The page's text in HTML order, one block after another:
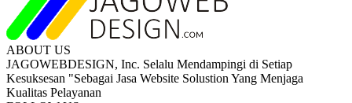
ABOUT US
JAGOWEBDESIGN, Inc. Selalu Mendampingi di Setiap
Kesuksesan "Sebagai Jasa Website Solustion Yang Menjaga
Kualitas Pelayanan